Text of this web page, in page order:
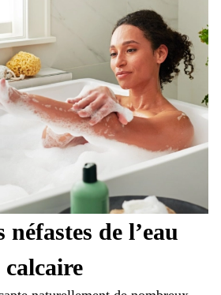
néfastes de l’eau
calcaire